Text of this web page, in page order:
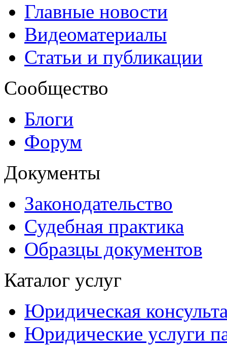
Главные новости
Видеоматериалы
Статьи и публикации
Сообщество
Блоги
Форум
Документы
Законодательство
Судебная практика
Образцы документов
Каталог услуг
Юридическая
Юридические услуги